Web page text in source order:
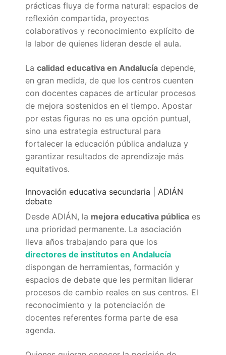
prácticas fluya de forma natural: espacios de
reflexión compartida, proyectos
colaborativos y reconocimiento explícito de
la labor de quienes lideran desde el aula.
La calidad educativa en Andalucía depende,
en gran medida, de que los centros cuenten
con docentes capaces de articular procesos
de mejora sostenidos en el tiempo. Apostar
por estas figuras no es una opción puntual,
sino una estrategia estructural para
fortalecer la educación pública andaluza y
garantizar resultados de aprendizaje más
equitativos.
Innovación educativa secundaria | ADIÁN
debate
Desde ADIÁN, la mejora educativa pública es
una prioridad permanente. La asociación
lleva años trabajando para que los
directores de institutos en Andalucía
dispongan de herramientas, formación y
espacios de debate que les permitan liderar
procesos de cambio reales en sus centros. El
reconocimiento y la potenciación de
docentes referentes forma parte de esa
agenda.